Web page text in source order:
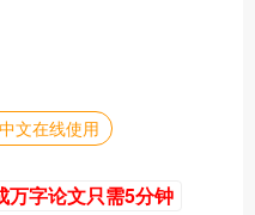
文在线使用
万字论文只需5分钟